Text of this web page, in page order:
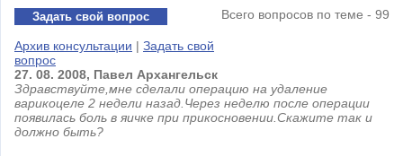
Задать свой вопрос Всего вопросов по теме - 99
Архив консультации | Задать свой
вопрос
27. 08. 2008, Павел Архангельск
Здравствуйте,мне сделали операцию на удаление
варикоцеле 2 недели назад.Через неделю после операции
появилась боль в яичке при прикосновении.Скажите так и
должно быть?